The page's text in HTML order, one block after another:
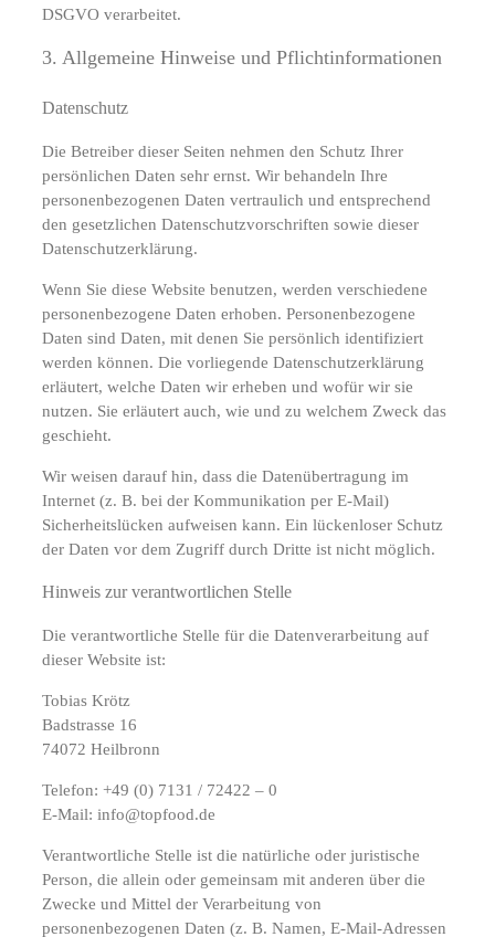
DSGVO verarbeitet.
3. Allgemeine Hinweise und Pflicht­informationen
Datenschutz
Die Betreiber dieser Seiten nehmen den Schutz Ihrer
persönlichen Daten sehr ernst. Wir behandeln Ihre
personenbezogenen Daten vertraulich und entsprechend
den gesetzlichen Datenschutzvorschriften sowie dieser
Datenschutzerklärung.
Wenn Sie diese Website benutzen, werden verschiedene
personenbezogene Daten erhoben. Personenbezogene
Daten sind Daten, mit denen Sie persönlich identifiziert
werden können. Die vorliegende Datenschutzerklärung
erläutert, welche Daten wir erheben und wofür wir sie
nutzen. Sie erläutert auch, wie und zu welchem Zweck das
geschieht.
Wir weisen darauf hin, dass die Datenübertragung im
Internet (z. B. bei der Kommunikation per E-Mail)
Sicherheitslücken aufweisen kann. Ein lückenloser Schutz
der Daten vor dem Zugriff durch Dritte ist nicht möglich.
Hinweis zur verantwortlichen Stelle
Die verantwortliche Stelle für die Datenverarbeitung auf
dieser Website ist:
Tobias Krötz
Badstrasse 16
74072 Heilbronn
Telefon: +49 (0) 7131 / 72422 – 0
E-Mail: info@topfood.de
Verantwortliche Stelle ist die natürliche oder juristische
Person, die allein oder gemeinsam mit anderen über die
Zwecke und Mittel der Verarbeitung von
personenbezogenen Daten (z. B. Namen, E-Mail-Adressen